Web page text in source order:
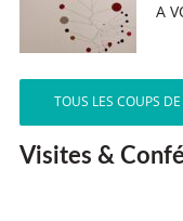
A
TOUS LES COUPS
Visites &